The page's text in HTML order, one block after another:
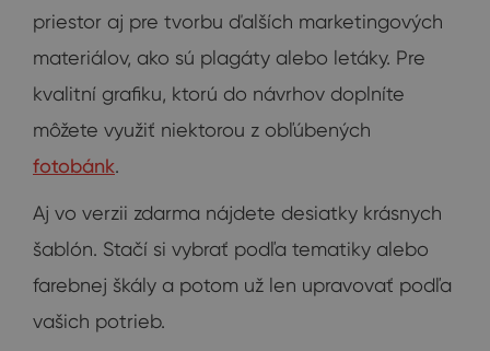
priestor aj pre tvorbu ďalších marketingových
materiálov, ako sú plagáty alebo letáky. Pre
kvalitní grafiku, ktorú do návrhov doplníte
môžete využiť niektorou z obľúbených
fotobánk.
Aj vo verzii zdarma nájdete desiatky krásnych
šablón. Stačí si vybrať podľa tematiky alebo
farebnej škály a potom už len upravovať podľa
vašich potrieb.